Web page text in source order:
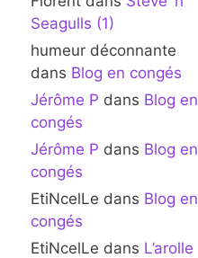
Seagulls (1)
humeur déconnante
dans Blog en congés
Jérôme P dans Blog en
congés
Jérôme P dans Blog en
congés
EtiNcelLe dans Blog en
congés
EtiNcelLe dans L’arolle